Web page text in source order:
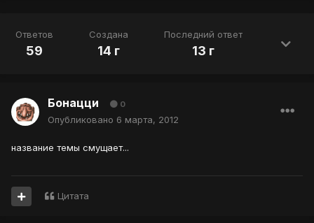
Ответов
59
Создана
14 г
Последний ответ
13 г
Бонацци 0
Опубликовано 6 марта, 2012
название темы смущает...
Цитата